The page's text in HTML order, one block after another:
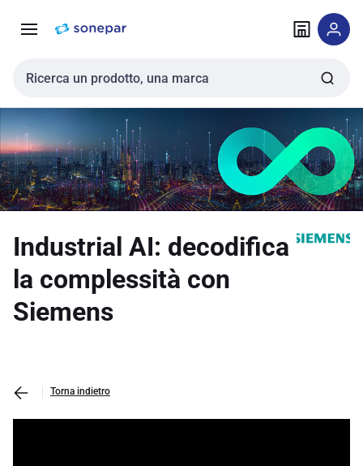
navigazione alla
Cerca input
Industrial AI: decodifica
la complessità con
Siemens
Torna indietro